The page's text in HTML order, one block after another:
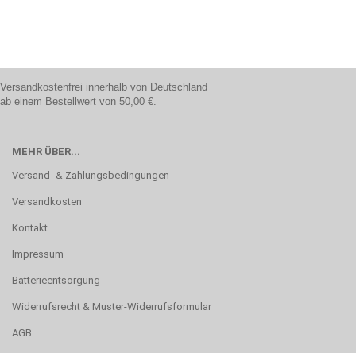
Versandkostenfrei innerhalb von Deutschland
ab einem Bestellwert von 50,00 €.
MEHR ÜBER...
Versand- & Zahlungsbedingungen
Versandkosten
Kontakt
Impressum
Batterieentsorgung
Widerrufsrecht & Muster-Widerrufsformular
AGB